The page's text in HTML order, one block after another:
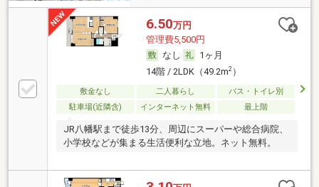
6.50万円
管理費5,500円
なし
1ヶ月
14階 / 2LDK（49.2m2）
敷金なし 二人暮らし
バス・トイレ別
駐車場(近隣含)
インターネット無料 最上階
JR八幡駅まで徒歩13分、周辺にスーパーや総合病院、
小学校などが集まる生活便利な立地。ネット無料。